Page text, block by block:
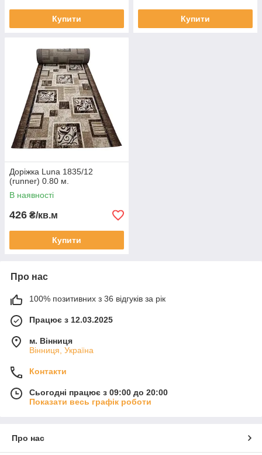
Купити Купити
Доріжка Luna 1835/12
(runner) 0.80 м.
В наявності
426 ₴/кв.м
Купити
Про нас
100% позитивних з 36 відгуків за рік
Працює з 12.03.2025
м. Вінниця
Вінниця, Україна
Контакти
Сьогодні працює з 09:00 до 20:00
Показати весь графік роботи
Про нас